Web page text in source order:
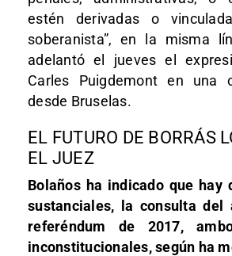
estén derivadas o
soberanista”, en la misma
adelantó el jueves el
Carles Puigdemont en una
desde Bruselas.
EL FUTURO DE BORRÁS
EL JUEZ
Bolaños ha indicado que hay
sustanciales, la consulta del
referéndum de 2017,
inconstitucionales, según ha